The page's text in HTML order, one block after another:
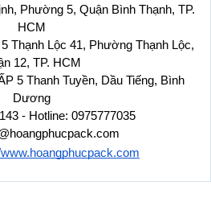
Phường 5, Quận Bình Thạnh, TP.
HCM
Thạnh Lộc 41, Phường Thạnh Lộc,
12, TP. HCM
5 Thanh Tuyền, Dầu Tiếng, Bình
Dương
- Hotline: 0975777035